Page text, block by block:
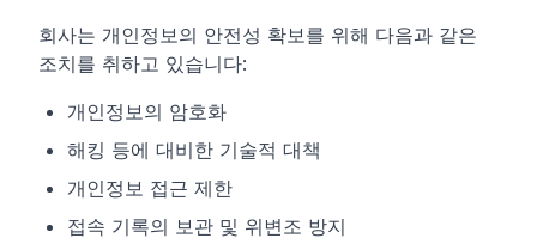
회사는 개인정보의 안전성 확보를 위해 다음과 같은
조치를 취하고 있습니다:
개인정보의 암호화
해킹 등에 대비한 기술적 대책
개인정보 접근 제한
접속 기록의 보관 및 위변조 방지